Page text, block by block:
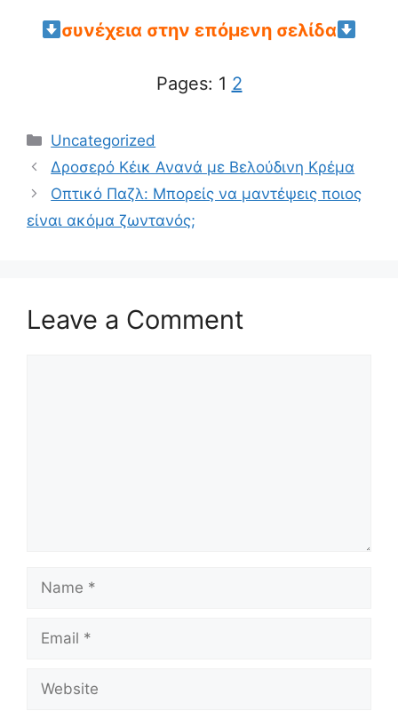
συνέχεια στην επόμενη σελίδα
Pages: 1 2
Categories
Uncategorized
Δροσερό Κέικ Ανανά με Βελούδινη Κρέμα
Οπτικό Παζλ: Μπορείς να μαντέψεις ποιος
είναι ακόμα ζωντανός;
Leave a Comment
Name
Email
Website